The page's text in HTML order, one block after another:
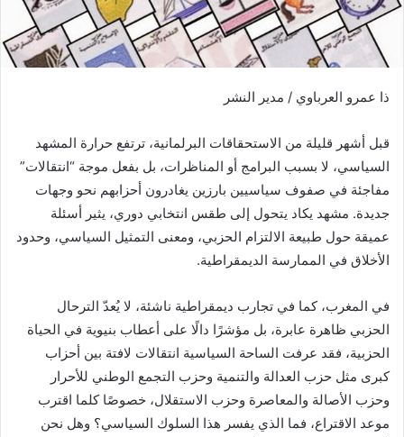
ر
و
ن
ذا عمرو العرباوي / مدير النشر
قبل أشهر قليلة من الاستحقاقات البرلمانية، ترتفع حرارة المشهد
السياسي، لا بسبب البرامج أو المناظرات، بل بفعل موجة “انتقالات”
مفاجئة في صفوف سياسيين بارزين يغادرون أحزابهم نحو وجهات
جديدة. مشهد يكاد يتحول إلى طقس انتخابي دوري، يثير أسئلة
عميقة حول طبيعة الالتزام الحزبي، ومعنى التمثيل السياسي، وحدود
الأخلاق في الممارسة الديمقراطية.
في المغرب، كما في تجارب ديمقراطية ناشئة، لا يُعدّ الترحال
الحزبي ظاهرة عابرة، بل مؤشرًا دالًا على أعطاب بنيوية في الحياة
الحزبية، فقد عرفت الساحة السياسية انتقالات لافتة بين أحزاب
كبرى مثل حزب العدالة والتنمية وحزب التجمع الوطني للأحرار
وحزب الأصالة والمعاصرة وحزب الاستقلال، خصوصًا كلما اقترب
موعد الاقتراع، فما الذي يفسر هذا السلوك السياسي؟ وهل نحن